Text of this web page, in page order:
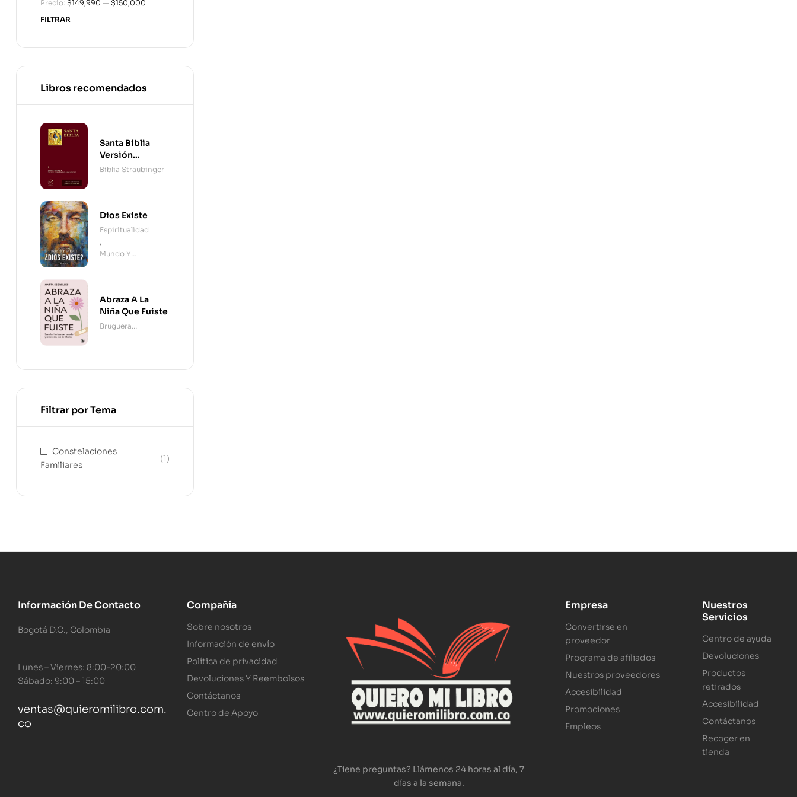
FILTRAR
Precio: $149,990 — $150,000
Libros recomendados
Santa Biblia
Versión
Straubinger - 2
Biblia Straubinger
Dios Existe
Espiritualidad
,
Mundo Y
Abraza A La
Niña Que Fuiste
Bruguera
Filtrar por Tema
Constelaciones
Familiares
(1)
Información De Contacto
Bogotá D.C., Colombia
Lunes – Viernes: 8:00-20:00
Sábado: 9:00 – 15:00
ventas@quieromilibro.com.
co
Compañía
Sobre nosotros
Información de envío
Política de privacidad
Devoluciones Y Reembolsos
Contáctanos
Centro de Apoyo
¿Tiene preguntas? Llámenos 24 horas al día, 7
días a la semana.
Empresa
Convertirse en
proveedor
Programa de afiliados
Nuestros proveedores
Accesibilidad
Promociones
Empleos
Nuestros
Servicios
Centro de ayuda
Devoluciones
Productos
retirados
Accesibilidad
Contáctanos
Recoger en
tienda